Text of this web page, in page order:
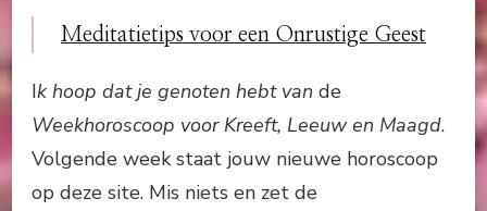
Meditatietips voor een Onrustige Geest
Ik hoop dat je genoten hebt van de
Weekhoroscoop voor Kreeft, Leeuw en Maagd.
Volgende week staat jouw nieuwe horoscoop
op deze site. Mis niets en zet de